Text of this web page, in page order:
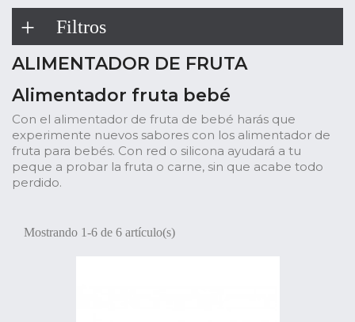
Filtros
ALIMENTADOR DE FRUTA
Alimentador fruta bebé
Con el alimentador de fruta de bebé harás que
experimente nuevos sabores con los alimentador de
fruta para bebés. Con red o silicona ayudará a tu
peque a probar la fruta o carne, sin que acabe todo
perdido.
Mostrando 1-6 de 6 artículo(s)